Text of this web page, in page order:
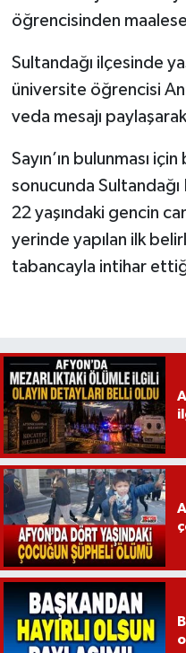
öğrencisinden
Sultandağı ilçesinde
üniversite öğrencisi
veda mesajı
Sayın’ın bulunması
sonucunda Sultandağı
22 yaşındaki gencin
yerinde yapılan ilk
tabancayla intihar